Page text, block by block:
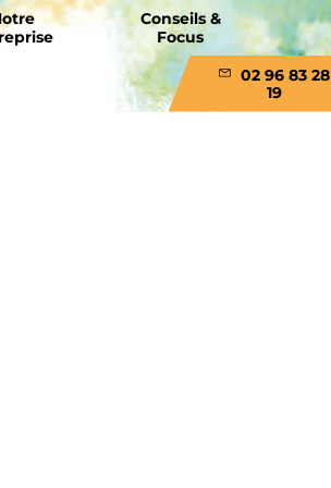
Conseils &
Focus
02 96 83 28
19